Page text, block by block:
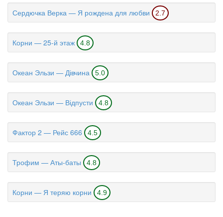
Сердючка Верка — Я рождена для любви 2.7
Корни — 25-й этаж 4.8
Океан Эльзи — Дівчина 5.0
Океан Эльзи — Відпусти 4.8
Фактор 2 — Рейс 666 4.5
Трофим — Аты-баты 4.8
Корни — Я теряю корни 4.9